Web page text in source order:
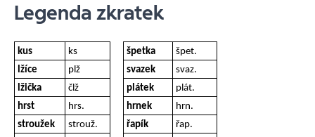
Legenda zkratek
kus ks špetka
špet.
lžíce
plž svazek
svaz.
lžička
člž plátek
plát.
hrst
hrs. hrnek
hrn.
stroužek
strouž. řapík
řap.